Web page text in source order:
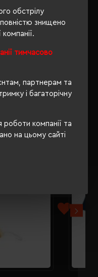
обстрілу
знищено
тимчасово
партнерам та
і багаторічну
компанії та
на цьому сайті